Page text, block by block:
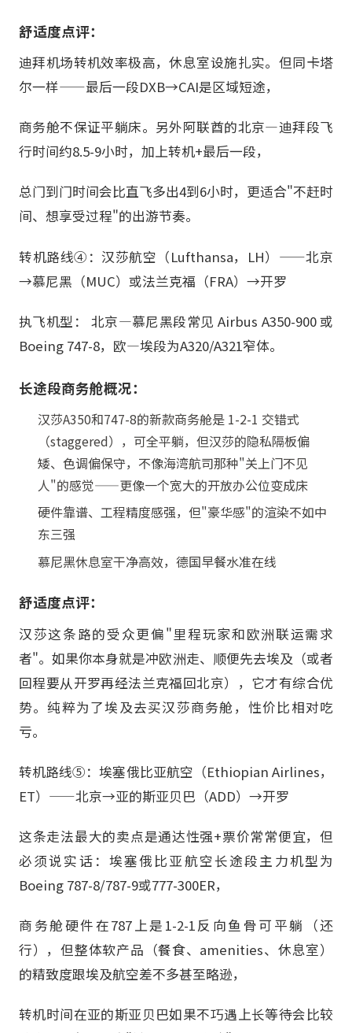
舒适度点评：
迪拜机场转机效率极高，休息室设施扎实。但同卡塔
尔一样——最后一段DXB→CAI是区域短途，
商务舱不保证平躺床。另外阿联酋的北京—迪拜段飞
行时间约8.5-9小时，加上转机+最后一段，
总门到门时间会比直飞多出4到6小时，更适合"不赶时
间、想享受过程"的出游节奏。
转机路线④：汉莎航空（Lufthansa，LH）——北京
→慕尼黑（MUC）或法兰克福（FRA）→开罗
执飞机型： 北京—慕尼黑段常见 Airbus A350-900 或
Boeing 747-8，欧—埃段为A320/A321窄体。
长途段商务舱概况：
汉莎A350和747-8的新款商务舱是 1-2-1 交错式
（staggered），可全平躺，但汉莎的隐私隔板偏
矮、色调偏保守，不像海湾航司那种"关上门不见
人"的感觉——更像一个宽大的开放办公位变成床
硬件靠谱、工程精度感强，但"豪华感"的渲染不如中
东三强
慕尼黑休息室干净高效，德国早餐水准在线
舒适度点评：
汉莎这条路的受众更偏"里程玩家和欧洲联运需求
者"。如果你本身就是冲欧洲走、顺便先去埃及（或者
回程要从开罗再经法兰克福回北京），它才有综合优
势。纯粹为了埃及去买汉莎商务舱，性价比相对吃
亏。
转机路线⑤：埃塞俄比亚航空（Ethiopian Airlines，
ET）——北京→亚的斯亚贝巴（ADD）→开罗
这条走法最大的卖点是通达性强+票价常常便宜，但
必须说实话：埃塞俄比亚航空长途段主力机型为
Boeing 787-8/787-9或777-300ER，
商务舱硬件在787上是1-2-1反向鱼骨可平躺（还
行），但整体软产品（餐食、amenities、休息室）
的精致度跟埃及航空差不多甚至略逊，
转机时间在亚的斯亚贝巴如果不巧遇上长等待会比较